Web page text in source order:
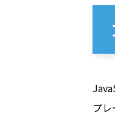
プ